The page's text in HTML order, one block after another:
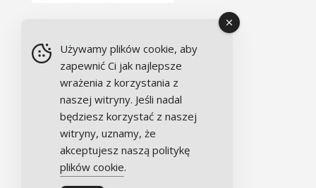
Chór Alla camera
Używamy plików cookie, aby
zapewnić Ci jak najlepsze
wrażenia z korzystania z
naszej witryny. Jeśli nadal
będziesz korzystać z naszej
witryny, uznamy, że
akceptujesz naszą politykę
plików cookie.